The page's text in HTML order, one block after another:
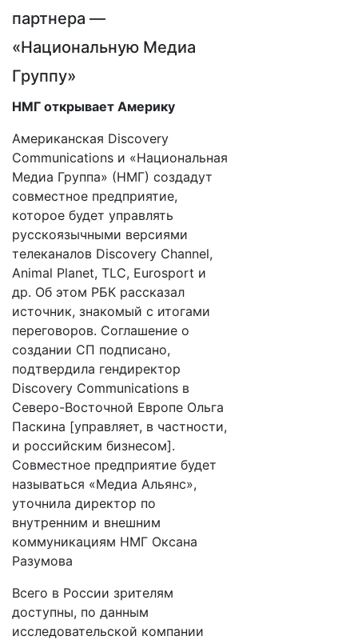
партнера —
«Национальную Медиа
Группу»
НМГ открывает Америку
Американская Discovery
Communications и «Национальная
Медиа Группа» (НМГ) создадут
совместное предприятие,
которое будет управлять
русскоязычными версиями
телеканалов Discovery Channel,
Animal Planet, TLC, Eurosport и
др. Об этом РБК рассказал
источник, знакомый с итогами
переговоров. Соглашение о
создании СП подписано,
подтвердила гендиректор
Discovery Communications в
Северо-Восточной Европе Ольга
Паскина [управляет, в частности,
и российским бизнесом].
Совместное предприятие будет
называться «Медиа Альянс»,
уточнила директор по
внутренним и внешним
коммуникациям НМГ Оксана
Разумова
Всего в России зрителям
доступны, по данным
исследовательской компании